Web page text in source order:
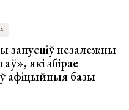
запусціў незалежны
які збірае
афіцыйныя базы